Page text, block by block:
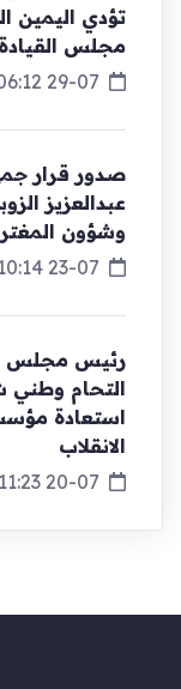
تؤدي اليمين
مجلس
29-07 06:12 م
صدور قرار
عبدالعزيز
وشؤون
23-07 10:14 م
رئيس مجلس
التحام وطني
استعادة
الانقلاب
20-07 11:23 م